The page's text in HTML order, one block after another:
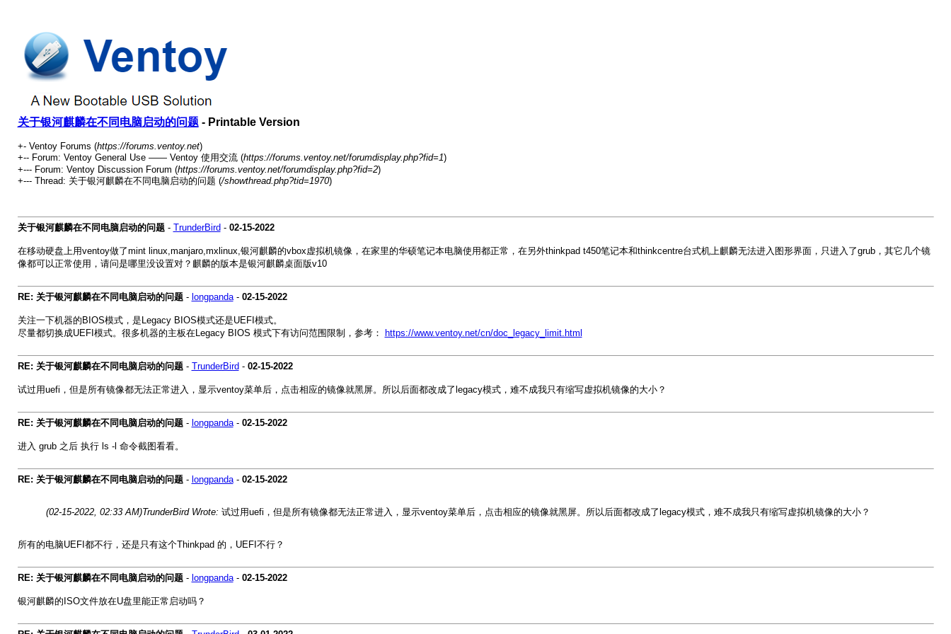
关于银河麒麟在不同电脑启动的问题- Printable Version
+- Ventoy Forums (https://forums.ventoy.net)
+-- Forum: Ventoy General Use —— Ventoy 使用交流 (https://forums.ventoy.net/forumdisplay.php?fid=1)
+--- Forum: Ventoy Discussion Forum (https://forums.ventoy.net/forumdisplay.php?fid=2)
+--- Thread: 关于银河麒麟在不同电脑启动的问题 (/showthread.php?tid=1970)
关于银河麒麟在不同电脑启动的问题- TrunderBird - 02-15-2022
在移动硬盘上用ventoy做了mint linux,manjaro,mxlinux,银河麒麟的vbox虚拟机镜像，在家里的华硕笔记本电脑使用都正常，在另外thinkpad t450笔记本和thinkcentre台式机上麒麟无法进入图形界面，只进入了grub，其它几个镜
像都可以正常使用，请问是哪里没设置对？麒麟的版本是银河麒麟桌面版v10
RE: 关于银河麒麟在不同电脑启动的问题- longpanda- 02-15-2022
关注一下机器的BIOS模式，是Legacy BIOS模式还是UEFI模式。
尽量都切换成UEFI模式。很多机器的主板在Legacy BIOS 模式下有访问范围限制，参考：
https://www.ventoy.net/cn/doc_legacy_limit.html
RE: 关于银河麒麟在不同电脑启动的问题- TrunderBird - 02-15-2022
试过用uefi，但是所有镜像都无法正常进入，显示ventoy菜单后，点击相应的镜像就黑屏。所以后面都改成了legacy模式，难不成我只有缩写虚拟机镜像的大小？
RE: 关于银河麒麟在不同电脑启动的问题- longpanda- 02-15-2022
进入 grub 之后 执行 ls -l 命令截图看看。
RE: 关于银河麒麟在不同电脑启动的问题- longpanda- 02-15-2022
(02-15-2022, 02:33 AM)TrunderBird Wrote: 试过用uefi，但是所有镜像都无法正常进入，显示ventoy菜单后，点击相应的镜像就黑屏。所以后面都改成了legacy模式，难不成我只有缩写虚拟机镜像的大小？
所有的电脑UEFI都不行，还是只有这个Thinkpad 的，UEFI不行？
RE: 关于银河麒麟在不同电脑启动的问题- longpanda- 02-15-2022
银河麒麟的ISO文件放在U盘里能正常启动吗？